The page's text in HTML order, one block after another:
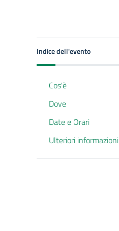
Indice dell'evento
Cos'è
Dove
Date e Orari
Ulteriori informazioni